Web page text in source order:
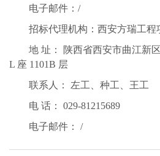
电子邮件：/
招标代理机构：西安方瑞工程
地 址： 陕西省西安市曲江新
L 座 1101B 层
联系人： 左工、种工、王工
电 话： 029-81215689
电子邮件： /